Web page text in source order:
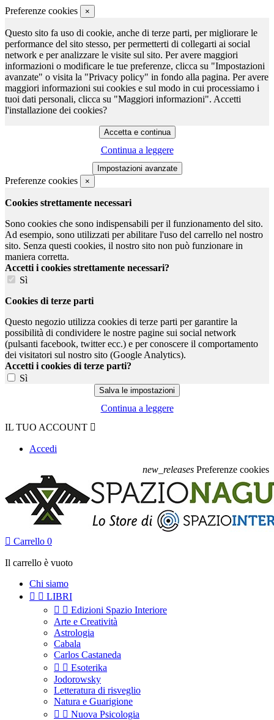
Preferenze cookies ×
Questo sito fa uso di cookie, anche di terze parti, per migliorare le
performance del sito stesso, per permetterti di collegarti ai social
network e per analizzare le visite sul sito. Per avere maggiori
informazioni o modificare le tue preferenze, clicca su "Impostazioni
avanzate" o visita la "Privacy policy" in fondo alla pagina. Per avere
maggiori informazioni sui cookies e sul modo in cui processiamo i
tuoi dati personali, clicca su "Maggiori informazioni". Accetti
l'installazione dei cookies?
Continua a leggere
Preferenze cookies ×
Cookies strettamente necessari
Sono cookies che sono indispensabili per il funzionamento del sito.
Ad esempio, sono utilizzati per abilitare l'uso del carrello nel nostro
sito. Senza questi cookies, il nostro sito non può funzionare in
maniera corretta.
Accetti i cookies strettamente necessari?
Sì
Cookies di terze parti
Questo negozio utilizza cookies di terze parti per garantire la
possibilità di condividere le nostre pagine sui social network
(pulsanti facebook, twitter ecc.) e per conoscere il comportamento
dei visitatori sul nostro sito (Google Analytics).
Accetti i cookies di terze parti?
Sì
Continua a leggere
IL TUO ACCOUNT 
Accedi
new_releases Preferenze cookies
 Carrello 0
Il carrello è vuoto
Chi siamo
  LIBRI
  Edizioni Spazio Interiore
Arte e Creatività
Astrologia
Cabala
Carlos Castaneda
  Esoterika
Jodorowsky
Letteratura di risveglio
Natura e Guarigione
  Nuova Psicologia